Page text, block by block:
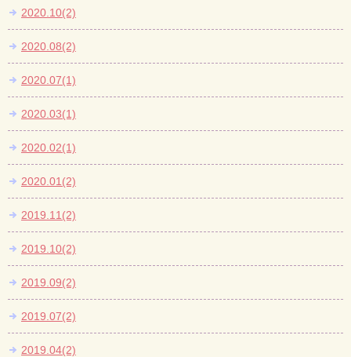
2020.10(2)
2020.08(2)
2020.07(1)
2020.03(1)
2020.02(1)
2020.01(2)
2019.11(2)
2019.10(2)
2019.09(2)
2019.07(2)
2019.04(2)